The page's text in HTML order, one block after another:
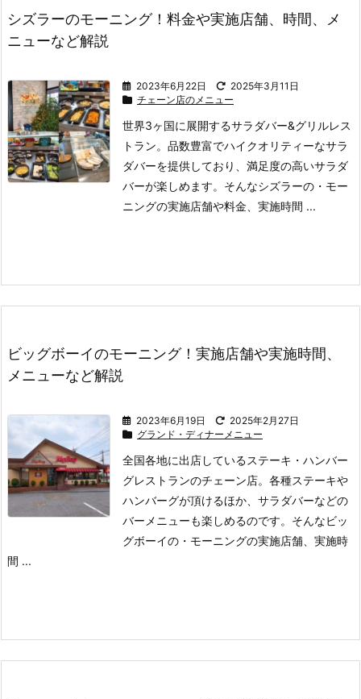
シズラーのモーニング！料金や実施店舗、時間、メ
ニューなど解説
2023年6月22日
2025年3月11日
チェーン店のメニュー
世界3ヶ国に展開するサラダバー&グリルレス
トラン。 品数豊富でハイクオリティーなサラ
ダバーを提供しており、満足度の高いサラダ
バーが楽しめます。 そんなシズラーの ・モー
ニングの実施店舗や料金、実施時間 ...
ビッグボーイのモーニング！実施店舗や実施時間、
メニューなど解説
2023年6月19日
2025年2月27日
グランド・ディナーメニュー
全国各地に出店しているステーキ・ハンバー
グレストランのチェーン店。 各種ステーキや
ハンバーグが頂けるほか、サラダバーなどの
バーメニューも楽しめるのです。 そんなビッ
グボーイの ・モーニングの実施店舗、実施時
間 ...